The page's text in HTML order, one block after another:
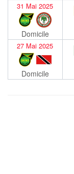
31 Mai 2025
Domicile
27 Mai 2025
Domicile